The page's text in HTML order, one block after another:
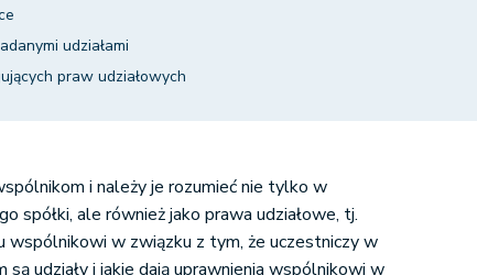
udziałami
praw udziałowych
i należy je rozumieć nie tylko w
spółki, ale również jako prawa udziałowe, tj.
wspólnikowi w związku z tym, że uczestniczy w
udziały i jakie dają uprawnienia wspólnikowi w